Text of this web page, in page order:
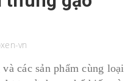
vn
các sản phẩm cùng loại